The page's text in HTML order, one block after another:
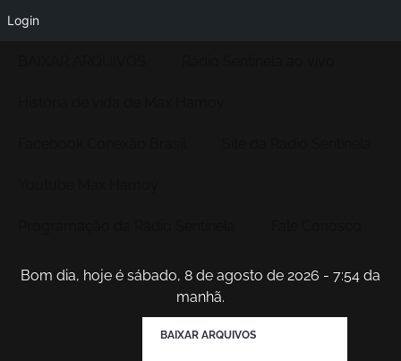
Bom dia, hoje é sábado, 8 de agosto de 2026 - 7:54 da
manhã.
BAIXAR ARQUIVOS
Login